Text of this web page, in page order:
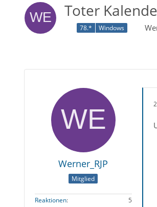
Toter
78.* Windows
Werner_RJP
Mitglied
Reaktionen
5